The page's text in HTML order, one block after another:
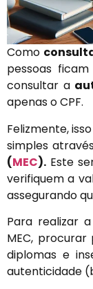
Como
pessoas
consultar a
apenas o CPF.
Felizmente,
simples
(MEC). Este
verifiquem a
assegurando
Para realizar
MEC,
diplomas e
autenticidade